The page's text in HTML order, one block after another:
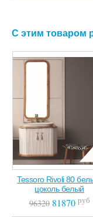
С этим товаром
Tessoro Rivoli 80
цоколь белый
9632081870 руб